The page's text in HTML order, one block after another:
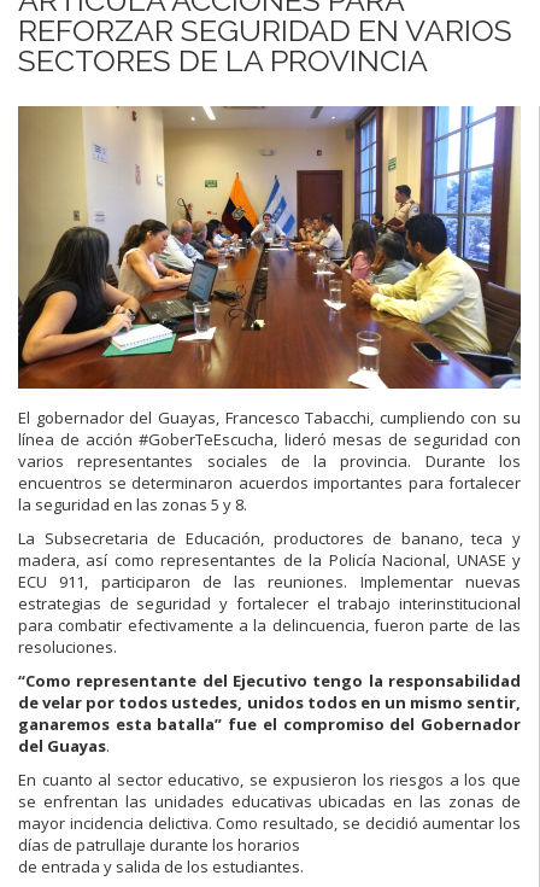
REFORZAR SEGURIDAD EN VARIOS
SECTORES DE LA PROVINCIA
El gobernador del Guayas, Francesco Tabacchi, cumpliendo con su
línea de acción #GoberTeEscucha, lideró mesas de seguridad con
varios representantes sociales de la provincia. Durante los
encuentros se determinaron acuerdos importantes para fortalecer
la seguridad en las zonas 5 y 8.
La Subsecretaria de Educación, productores de banano, teca y
madera, así como representantes de la Policía Nacional, UNASE y
ECU 911, participaron de las reuniones. Implementar nuevas
estrategias de seguridad y fortalecer el trabajo interinstitucional
para combatir efectivamente a la delincuencia, fueron parte de las
resoluciones.
“Como representante del Ejecutivo tengo la responsabilidad
de velar por todos ustedes, unidos todos en un mismo sentir,
ganaremos esta batalla” fue el compromiso del Gobernador
del Guayas.
En cuanto al sector educativo, se expusieron los riesgos a los que
se enfrentan las unidades educativas ubicadas en las zonas de
mayor incidencia delictiva. Como resultado, se decidió aumentar los
días de patrullaje durante los horarios
de entrada y salida de los estudiantes.